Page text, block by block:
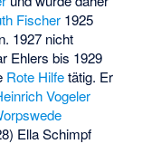
Fischer 1925
1927 nicht
Ehlers bis 1929
Rote Hilfetätig. Er
Vogeler
Ella Schimpf